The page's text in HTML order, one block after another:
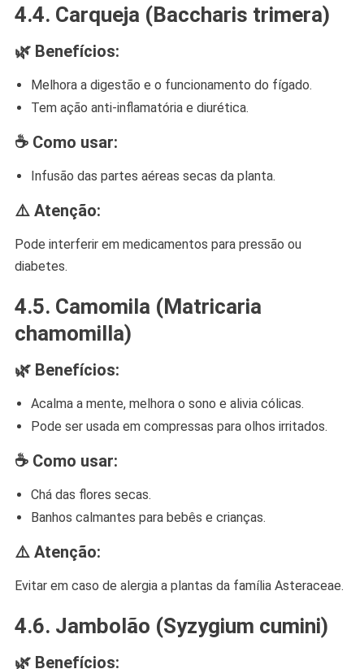
4.4. Carqueja (Baccharis trimera)
🌿 Benefícios:
Melhora a digestão e o funcionamento do fígado.
Tem ação anti-inflamatória e diurética.
☕ Como usar:
Infusão das partes aéreas secas da planta.
⚠️ Atenção:
Pode interferir em medicamentos para pressão ou
diabetes.
4.5. Camomila (Matricaria
chamomilla)
🌿 Benefícios:
Acalma a mente, melhora o sono e alivia cólicas.
Pode ser usada em compressas para olhos irritados.
☕ Como usar:
Chá das flores secas.
Banhos calmantes para bebês e crianças.
⚠️ Atenção:
Evitar em caso de alergia a plantas da família Asteraceae.
4.6. Jambolão (Syzygium cumini)
🌿 Benefícios: